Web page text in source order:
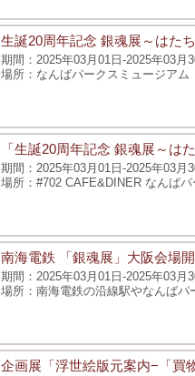
生誕20周年記念 銀魂展～はた
2025年03月01日-2025年03月
なんばパークスミュージアム
「生誕20周年記念 銀魂展～は
2025年03月01日-2025年03月
#702 CAFE&DINER なんば
南海電鉄 「銀魂展」大阪会場
2025年03月01日-2025年03月
南海電鉄の沿線駅やなんばパ
企画展「浮世絵版元案内−「買